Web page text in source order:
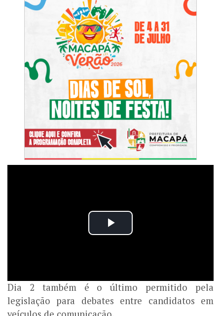
Dia 2 também é o último permitido pela
legislação para debates entre candidatos em